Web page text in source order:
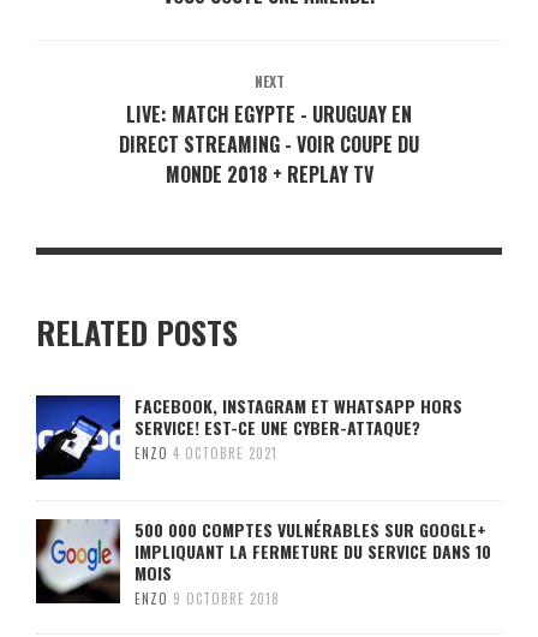
NEXT
LIVE: MATCH EGYPTE - URUGUAY EN
DIRECT STREAMING - VOIR COUPE DU
MONDE 2018 + REPLAY TV
RELATED POSTS
FACEBOOK, INSTAGRAM ET WHATSAPP HORS
SERVICE! EST-CE UNE CYBER-ATTAQUE?
ENZO 4 OCTOBRE 2021
500 000 COMPTES VULNÉRABLES SUR GOOGLE+
IMPLIQUANT LA FERMETURE DU SERVICE DANS 10
MOIS
ENZO 9 OCTOBRE 2018